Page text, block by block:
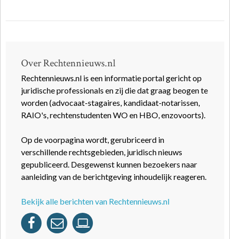
Over Rechtennieuws.nl
Rechtennieuws.nl is een informatie portal gericht op
juridische professionals en zij die dat graag beogen te
worden (advocaat-stagaires, kandidaat-notarissen,
RAIO's, rechtenstudenten WO en HBO, enzovoorts).
Op de voorpagina wordt, gerubriceerd in
verschillende rechtsgebieden, juridisch nieuws
gepubliceerd. Desgewenst kunnen bezoekers naar
aanleiding van de berichtgeving inhoudelijk reageren.
Bekijk alle berichten van Rechtennieuws.nl